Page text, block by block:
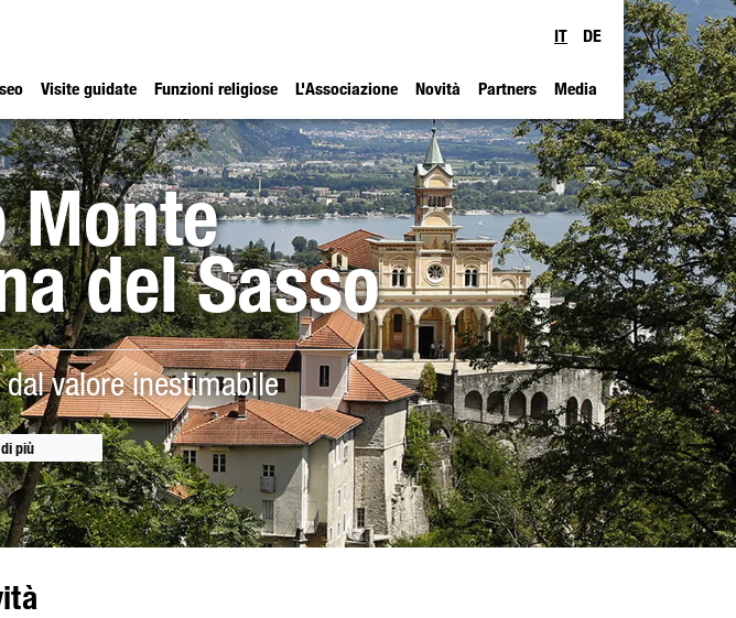
IT DE
Visite guidate Funzioni religiose L'Associazione Novità Partners Media
Monte
del Sasso
valore inestimabile
più